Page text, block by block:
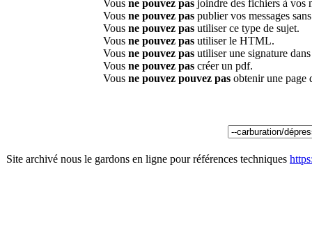
Vous ne pouvez pas joindre des fichiers à vos
Vous ne pouvez pas publier vos messages
Vous ne pouvez pas utiliser ce type de sujet.
Vous ne pouvez pas utiliser le HTML.
Vous ne pouvez pas utiliser une signature
Vous ne pouvez pas créer un pdf.
Vous ne pouvez pouvez pas obtenir une page
Site archivé nous le gardons en ligne pour références techniques